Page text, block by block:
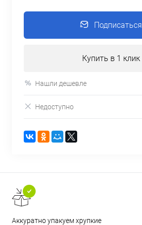
Подписаться
Купить в 1 клик
Нашли дешевле
Недоступно
Аккуратно упакуем хрупкие